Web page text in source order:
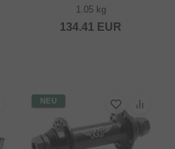
1.05 kg
134.41 EUR
NEU